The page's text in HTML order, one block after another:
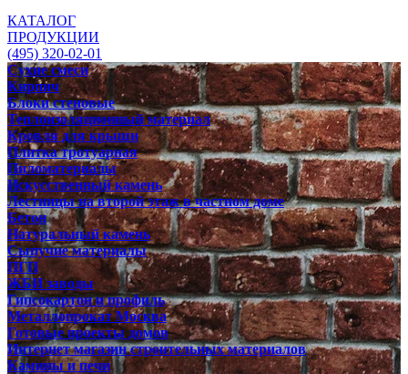
КАТАЛОГ
ПРОДУКЦИИ
(495) 320-02-01
Сухие смеси
Кирпич
Блоки стеновые
Теплоизоляционный материал
Кровля для крыши
Плитка тротуарная
Пиломатериалы
Искусственный камень
Лестницы на второй этаж в частном доме
Бетон
Натуральный камень
Сыпучие материалы
ПГП
ЖБИ заводы
Гипсокартон и профиль
Металлопрокат Москва
Готовые проекты домов
Интернет магазин строительных материалов
Камины и печи